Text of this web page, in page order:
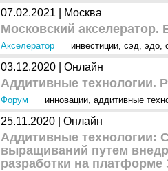
07.02.2021 | Москва
Московский акселератор.
Акселератор инвестиции, сэд, эдо,
03.12.2020 | Онлайн
Аддитивные технологии.
Форум инновации, аддитивные
25.11.2020 | Онлайн
Аддитивные технологии:
выращиваний путем
разработки на платформе